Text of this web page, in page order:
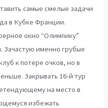
самые смелые задачи
в Кубке Франции.
окно “Олимпику”
Зачастую именно грубые
к потере очков, но в
Закрывать 16-й тур
на место в
избежать